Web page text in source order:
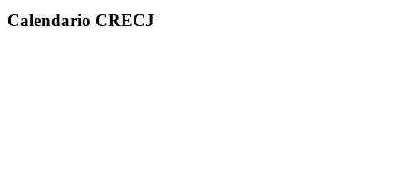
Calendario CRECJ